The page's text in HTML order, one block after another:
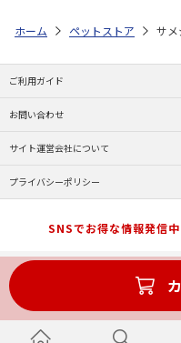
ホーム ペットストア サメ
ご利用ガイド
お問い合わせ
サイト運営会社について
プライバシーポリシー
SNSでお得な情報発信中